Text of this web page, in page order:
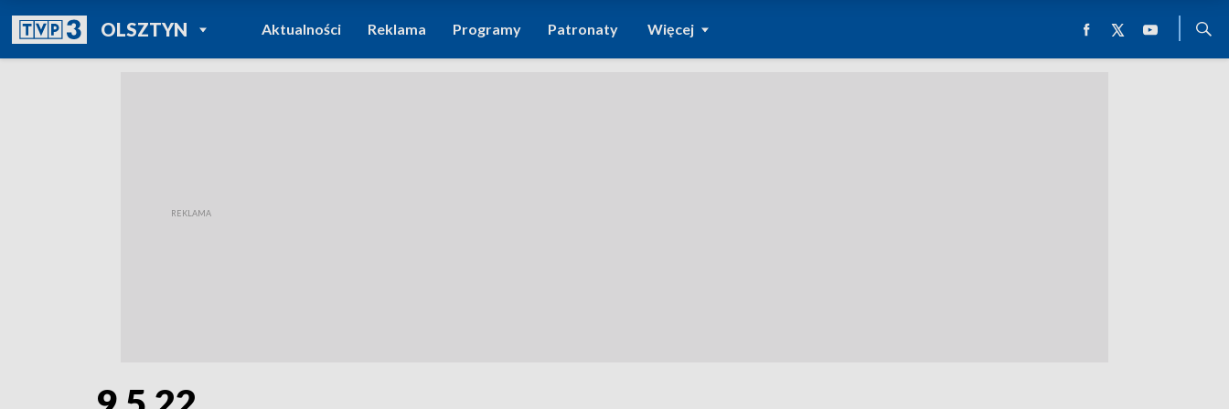
OLSZTYNPOWRÓT DO
TVP REGIONY
Aktualności Reklama Programy Patronaty Więcej